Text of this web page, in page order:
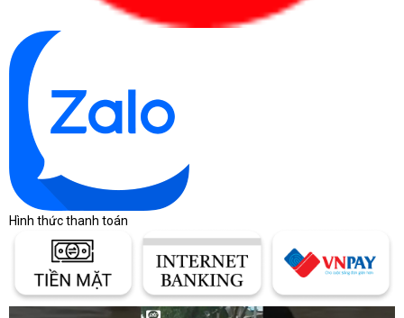
năng thường được xây dựng để đáp ứng yêu cầu sử
dụng hàng ngày và có tuổi thọ cao.
Nhược điểm của máy in Laser Brother đa chức năng:
Giá cao: Máy in Laser Brother đa chức năng thường
có giá thành cao hơn so với các loại máy khác, đặc biệt
là các kiểu máy cao cấp hoặc có tính năng nâng cao.
có kích thước lớn hơn so với máy in phổ thông, do tích
hợp nhiều chức năng trong một thiết bị. Điều này có thể
làm cho việc đặt máy trong không gian văn phòng trở nên
khó khăn.
Cần kiểm tra và thay thế Mực in đều đặn: Máy in
Laser Brother đa chức năng sử dụng mực in Laser và để
đảm bảo chất lượng in ấn tốt nhất, bạn cần kiểm tra và
Hình thức thanh toán